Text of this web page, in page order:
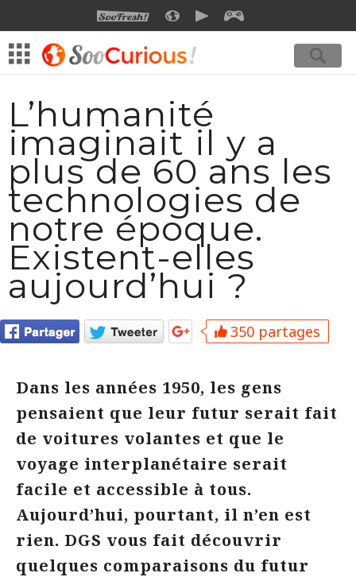
SOOFRESHSOOCURIOUSSOOMOTION
L’humanité
imaginait il y a
plus de 60 ans les
technologies de
notre époque.
Existent-elles
aujourd’hui ?
350 partages
Dans les années 1950, les gens
pensaient que leur futur serait fait
de voitures volantes et que le
voyage interplanétaire serait
facile et accessible à tous.
Aujourd’hui, pourtant, il n’en est
rien. DGS vous fait découvrir
quelques comparaisons du futur